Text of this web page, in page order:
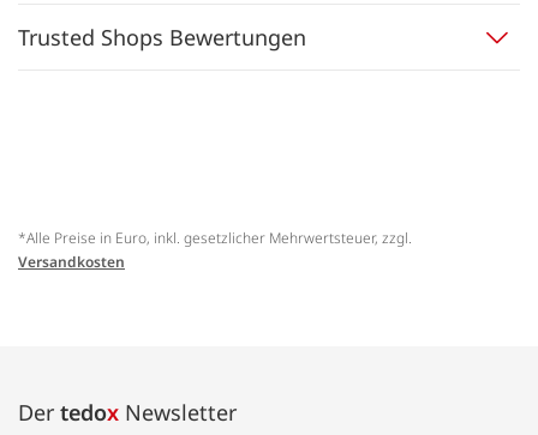
Trusted Shops Bewertungen
*Alle Preise in Euro, inkl. gesetzlicher Mehrwertsteuer, zzgl.
Versandkosten
Der tedox Newsletter